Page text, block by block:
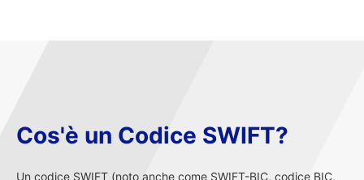
Cos'è un Codice SWIFT?
Un codice SWIFT (noto anche come SWIFT-BIC, codice BIC,